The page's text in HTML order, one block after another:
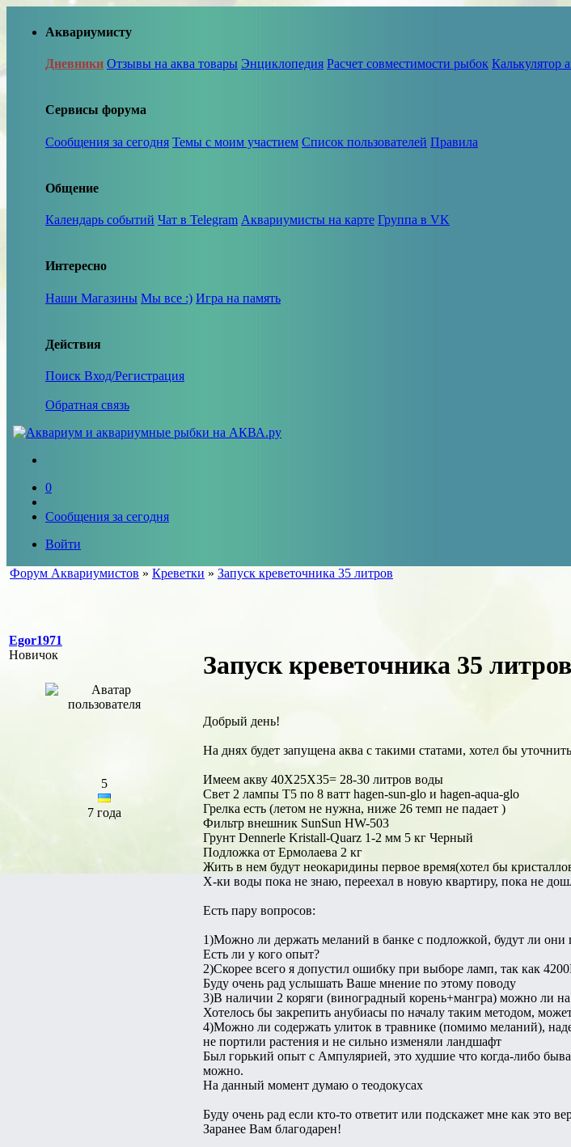
Аквариумисту
Дневники Отзывы на аква товары Энциклопедия Расчет совместимости рыбок Калькулятор
Сервисы форума
Сообщения за сегодня Темы с моим участием Список пользователей Правила
Общение
Календарь событий Чат в Telegram Аквариумисты на карте Группа в VK
Интересно
Наши Магазины Мы все :) Игра на память
Действия
Поиск Вход/Регистрация
Обратная связь
0
Сообщения за сегодня
Войти
Форум Аквариумистов » Креветки » Запуск креветочника 35 литров
Egor1971
Новичок
5
7 года
Запуск креветочника 35 литров
Добрый день!
На днях будет запущена аква с такими статами, хотел бы
Имеем акву 40Х25Х35= 28-30 литров воды
Свет 2 лампы Т5 по 8 ватт hagen-sun-glo и hagen-aqua-glo
Грелка есть (летом не нужна, ниже 26 темп не падает )
Фильтр внешник SunSun HW-503
Грунт Dennerle Kristall-Quarz 1-2 мм 5 кг Черный
Подложка от Ермолаева 2 кг
Жить в нем будут неокаридины первое время(хотел бы
Х-ки воды пока не знаю, переехал в новую квартиру, пока не
Есть пару вопросов:
1)Можно ли держать меланий в банке с подложкой, будут ли
Есть ли у кого опыт?
2)Скорее всего я допустил ошибку при выборе ламп, так как
Буду очень рад услышать Ваше мнение по этому поводу
3)В наличии 2 коряги (виноградный корень+мангра) можно ли
Хотелось бы закрепить анубиасы по началу таким методом,
4)Можно ли содержать улиток в травнике (помимо меланий),
не портили растения и не сильно изменяли ландшафт
Был горький опыт с Ампулярией, это худшие что когда-либо
можно.
На данный момент думаю о теодокусах
Буду очень рад если кто-то ответит или подскажет мне как это
Заранее Вам благодарен!